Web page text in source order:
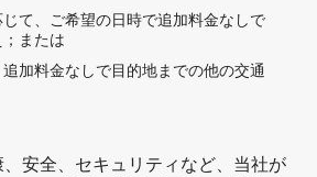
て、ご希望の日時で追加料金なしで
または
加料金なしで目的地までの他の交通
安全、セキュリティなど、当社が